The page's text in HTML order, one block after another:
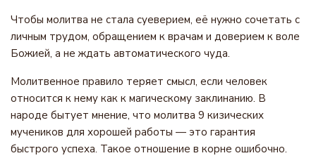
Чтобы молитва не стала суеверием, её нужно сочетать с
личным трудом, обращением к врачам и доверием к воле
Божией, а не ждать автоматического чуда.
Молитвенное правило теряет смысл, если человек
относится к нему как к магическому заклинанию. В
народе бытует мнение, что молитва 9 кизических
мучеников для хорошей работы — это гарантия
быстрого успеха. Такое отношение в корне ошибочно.